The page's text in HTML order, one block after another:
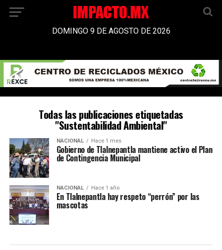
DOMINGO 9 DE AGOSTO DE 2026
Todas las publicaciones etiquetadas
"Sustentabilidad Ambiental"
NACIONAL Hace 1 mes
Gobierno de Tlalnepantla mantiene activo el Plan
de Contingencia Municipal
NACIONAL Hace 1 año
En Tlalnepantla hay respeto “perrón” por las
mascotas